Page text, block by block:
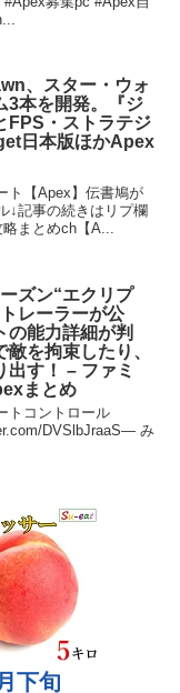
、スター・ウォ
3本を開発。『ジ
FPS・ストラテジ
日本版ほかApex
ト【Apex】伝書鳩が
↓記事の続きはリプ欄
まとめch【A...
ズン“エクリプ
レーラーが公
の能力詳細が判
を拘束したり、
出す！ – ファミ
まとめ
トコントロール
DVSlbJraaS— み